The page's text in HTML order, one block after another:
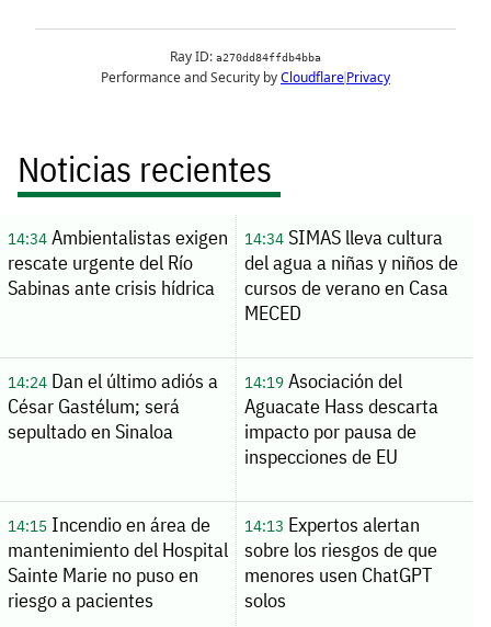
Noticias recientes
14:34Ambientalistas exigen
rescate urgente del Río
Sabinas ante crisis hídrica
14:34SIMAS lleva cultura
del agua a niñas y niños de
cursos de verano en Casa
MECED
14:24Dan el último adiós a
César Gastélum; será
sepultado en Sinaloa
14:19Asociación del
Aguacate Hass descarta
impacto por pausa de
inspecciones de EU
14:15Incendio en área de
mantenimiento del Hospital
Sainte Marie no puso en
riesgo a pacientes
14:13 Expertos alertan
sobre los riesgos de que
menores usen ChatGPT
solos